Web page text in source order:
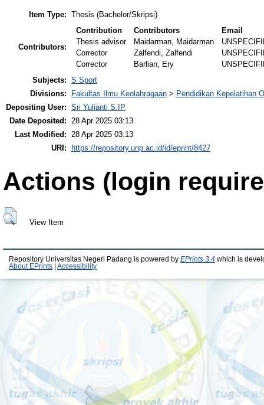
Item Type: Thesis (Bachelor/Skripsi)
Contributors:
Contribution Contributors
Email
Thesis advisor
Maidarman, Maidarman
Corrector
Zalfendi, Zalfendi
Corrector
Barlian, Ery
Subjects: S Sport
Divisions:
Fakultas Ilmu Keolahragaan > Pendidikan Kepelatihan
Depositing User: Sri Yulianti S.IP
Date Deposited: 28 Apr 2025 03:13
Last Modified: 28 Apr 2025 03:13
URI:
https://repository.unp.ac.id/id/eprint/8427
Actions (login
View Item
Repository Universitas Negeri Padang is powered by EPrints 3.4 which is
About EPrints
Accessibility